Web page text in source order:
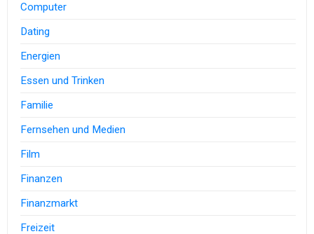
Computer
Dating
Energien
Essen und Trinken
Familie
Fernsehen und Medien
Film
Finanzen
Finanzmarkt
Freizeit